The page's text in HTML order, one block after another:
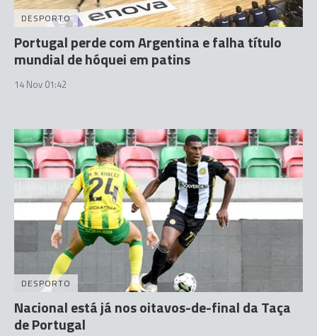
DESPORTO
Portugal perde com Argentina e falha título
mundial de hóquei em patins
14 Nov 01:42
DESPORTO
Nacional está já nos oitavos-de-final da Taça
de Portugal